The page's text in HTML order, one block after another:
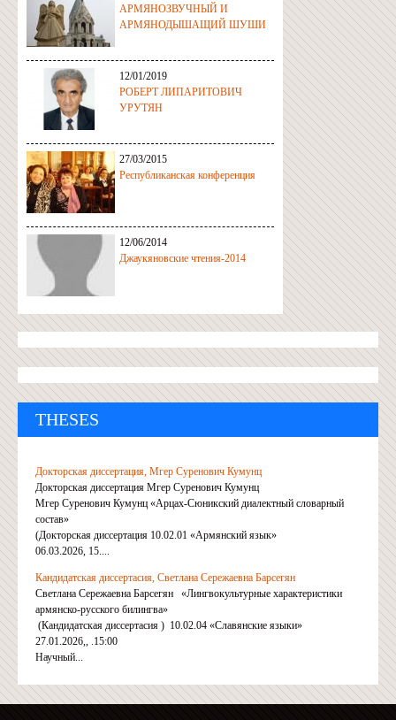
АРМЯНОЗВУЧНЫЙ И
АРМЯНОДЫШАЩИЙ ШУШИ
12/01/2019
РОБЕРТ ЛИПАРИТОВИЧ
УРУТЯН
27/03/2015
Республиканская конференция
12/06/2014
Джаукяновские чтения-2014
THESES
Докторская диссертация, Мгер Суренович Кумунц
Докторская диссертация Мгер Суренович Кумунц
Мгер Суренович Кумунц «Арцах-Сюникский диалектный словарный
состав»
(Докторская диссертация 10.02.01 «Армянский язык»
06.03.2026, 15....
Кандидатская диссертасия, Светлана Сережаевна Барсегян
Светлана Сережаевна Барсегян «Лингвокультурные характеристики
армянско-русского билингва»
(Кандидатская диссертасия ) 10.02.04 «Славянские языки»
27.01.2026,, .15:00
Научный...